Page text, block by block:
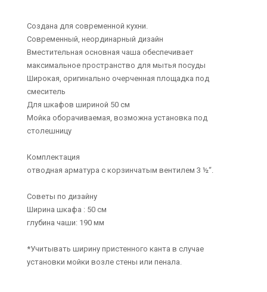
Создана для современной кухни.
Современный, неординарный дизайн
Вместительная основная чаша обеспечивает
максимальное пространство для мытья посуды
Широкая, оригинально очерченная площадка под
смеситель
Для шкафов шириной 50 см
Мойка оборачиваемая, возможна установка под
столешницу
Комплектация
отводная арматура с корзинчатым вентилем 3 ½“.
Советы по дизайну
Ширина шкафа : 50 см
глубина чаши: 190 мм
*Учитывать ширину пристенного канта в случае
установки мойки возле стены или пенала.